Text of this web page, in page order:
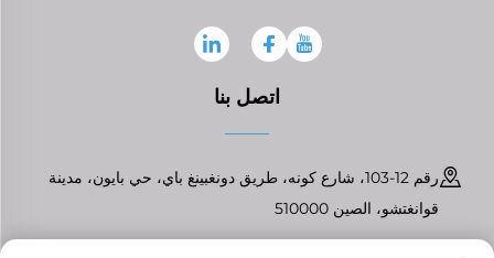
اتصل بنا
رقم 12-103، شارع كونه، طريق دونغبينغ باي، حي بايون، مدينة
قوانغتشو، الصين 510000